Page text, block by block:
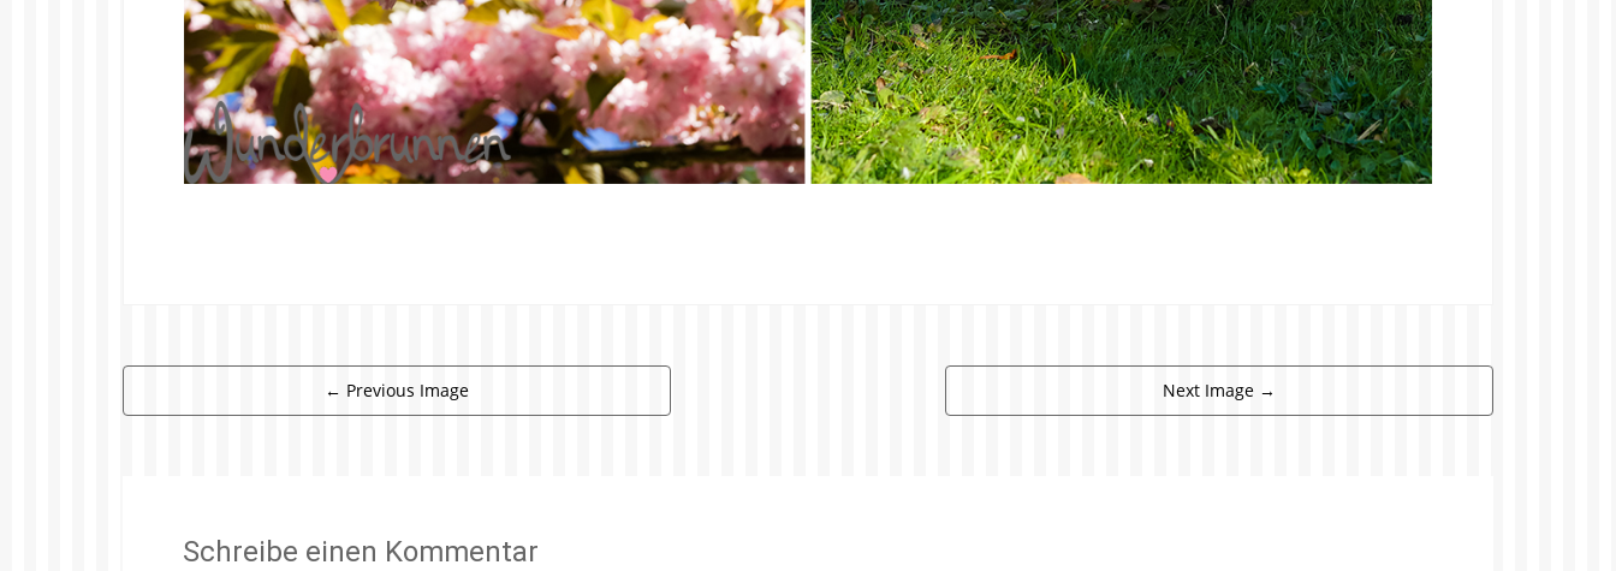
← Previous Image Next Image →
Schreibe einen Kommentar